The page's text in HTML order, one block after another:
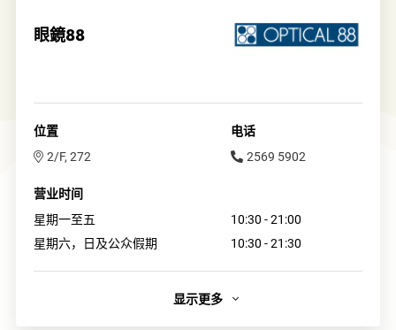
眼鏡88
位置
2/F, 272
电话
2569 5902
营业时间
星期一至五
10:30 - 21:00
星期六，日及公众假期
10:30 - 21:30
显示更多